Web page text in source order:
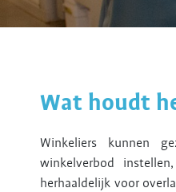
Wat houdt
Winkeliers kunnen
winkelverbod
herhaaldelijk voor